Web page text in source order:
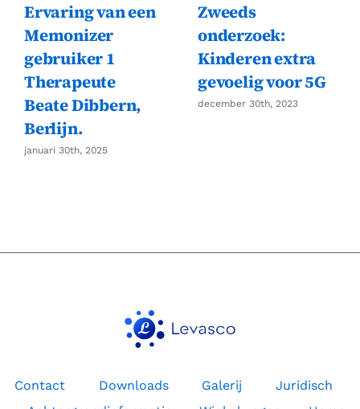
Ervaring van een
Memonizer
gebruiker 1
Therapeute
Beate Dibbern,
Berlijn.
januari 30th, 2025
Zweeds
onderzoek:
Kinderen extra
gevoelig voor 5G
december 30th, 2023
Contact Downloads Galerij
Juridisch